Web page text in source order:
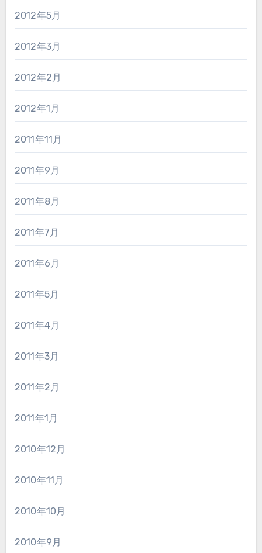
2012年5月
2012年3月
2012年2月
2012年1月
2011年11月
2011年9月
2011年8月
2011年7月
2011年6月
2011年5月
2011年4月
2011年3月
2011年2月
2011年1月
2010年12月
2010年11月
2010年10月
2010年9月